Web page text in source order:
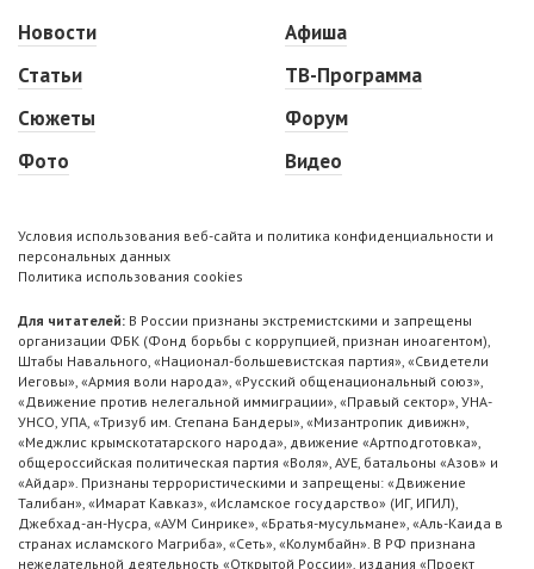
Новости
Статьи
Сюжеты
Фото
Афиша
ТВ-Программа
Форум
Видео
Условия использования веб-сайта и политика конфиденциальности и
персональных данных
Политика использования cookies
Для читателей: В России признаны экстремистскими и запрещены
организации ФБК (Фонд борьбы с коррупцией, признан иноагентом),
Штабы Навального, «Национал-большевистская партия», «Свидетели
Иеговы», «Армия воли народа», «Русский общенациональный союз»,
«Движение против нелегальной иммиграции», «Правый сектор», УНА-
УНСО, УПА, «Тризуб им. Степана Бандеры», «Мизантропик дивижн»,
«Меджлис крымскотатарского народа», движение «Артподготовка»,
общероссийская политическая партия «Воля», АУЕ, батальоны «Азов» и
«Айдар». Признаны террористическими и запрещены: «Движение
Талибан», «Имарат Кавказ», «Исламское государство» (ИГ, ИГИЛ),
Джебхад-ан-Нусра, «АУМ Синрике», «Братья-мусульмане», «Аль-Каида в
странах исламского Магриба», «Сеть», «Колумбайн». В РФ признана
нежелательной деятельность «Открытой России», издания «Проект